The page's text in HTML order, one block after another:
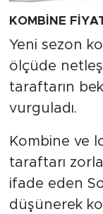
KOMBİNE
Yeni sezon
ölçüde
taraftarın
vurguladı.
Kombine ve
taraftarı
ifade eden
düşünerek